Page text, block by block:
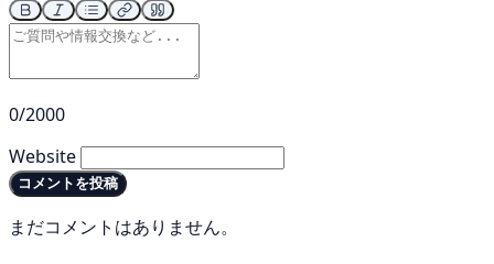
0/2000
Website
コメントを投稿
まだコメントはありません。